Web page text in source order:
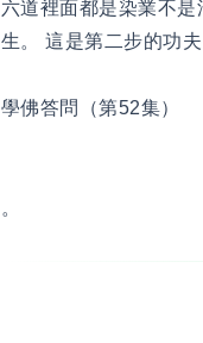
六道裡面都是染業不
生。 這是第二步的功
學佛答問（第52集）
。